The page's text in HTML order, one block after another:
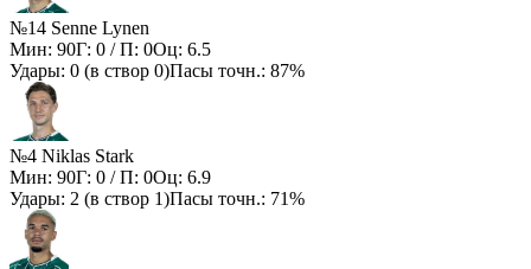
№14 Senne Lynen
Мин: 90Г: 0 / П: 0Оц: 6.5
Удары: 0 (в створ 0)Пасы точн.: 87%
№4 Niklas Stark
Мин: 90Г: 0 / П: 0Оц: 6.9
Удары: 2 (в створ 1)Пасы точн.: 71%